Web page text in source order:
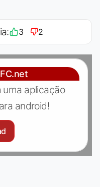
3 2
uma aplicação
android!